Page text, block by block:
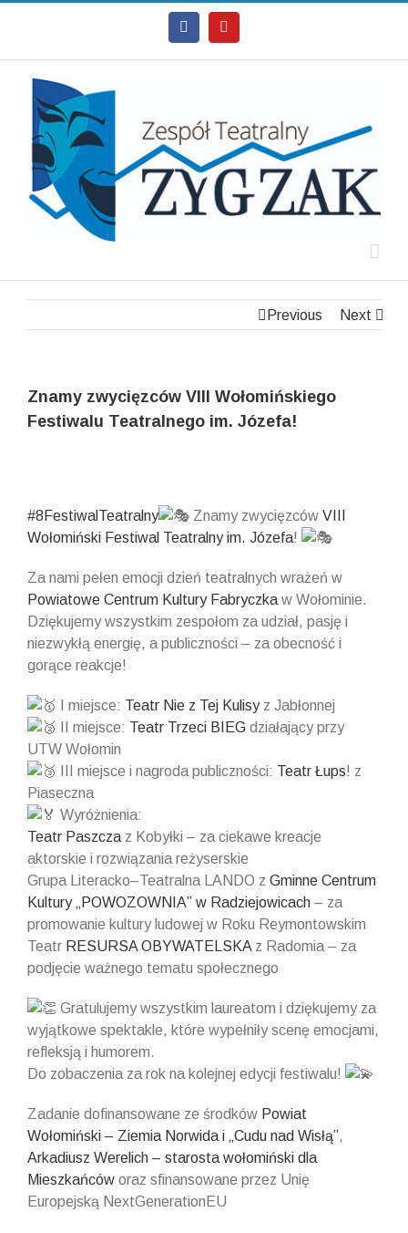
Facebook
Previous Next
Znamy zwycięzców VIII Wołomińskiego
Festiwalu Teatralnego im. Józefa!
Image
#8FestiwalTeatralny Znamy zwycięzców VIII
Wołomiński Festiwal Teatralny im. Józefa!
Za nami pełen emocji dzień teatralnych wrażeń w
Powiatowe Centrum Kultury Fabryczkaw Wołominie.
Dziękujemy wszystkim zespołom za udział, pasję i
niezwykłą energię, a publiczności – za obecność i
gorące reakcje!
I miejsce: Teatr Nie z Tej Kulisyz Jabłonnej
II miejsce: Teatr Trzeci BIEG działający przy
UTW Wołomin
III miejsce i nagroda publiczności: Teatr Łups! z
Piaseczna
Wyróżnienia:
Teatr Paszczaz Kobyłki – za ciekawe kreacje
aktorskie i rozwiązania reżyserskie
Grupa Literacko–Teatralna LANDO z Gminne Centrum
Kultury „POWOZOWNIA” w Radziejowicach – za
promowanie kultury ludowej w Roku Reymontowskim
Teatr RESURSA OBYWATELSKAz Radomia – za
podjęcie ważnego tematu społecznego
Gratulujemy wszystkim laureatom i dziękujemy za
wyjątkowe spektakle, które wypełniły scenę emocjami,
refleksją i humorem.
Do zobaczenia za rok na kolejnej edycji festiwalu!
Zadanie dofinansowane ze środków Powiat
Wołomiński – Ziemia Norwida i „Cudu nad Wisłą”,
Arkadiusz Werelich – starosta wołomiński dla
Mieszkańców oraz sfinansowane przez Unię
Europejską NextGenerationEU